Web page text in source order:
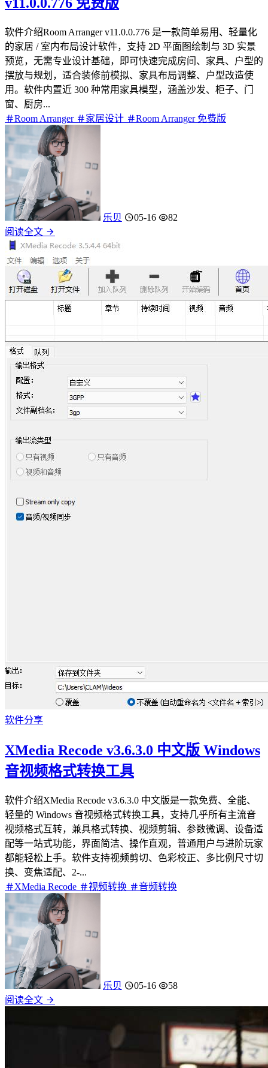
v11.0.0.776 免费版
软件介绍Room Arranger v11.0.0.776 是一款简单易用、轻量化
的家居 / 室内布局设计软件，支持 2D 平面图绘制与 3D 实景
预览，无需专业设计基础，即可快速完成房间、家具、户型的
摆放与规划，适合装修前模拟、家具布局调整、户型改造使
用。软件内置近 300 种常用家具模型，涵盖沙发、柜子、门
窗、厨房...
Room Arranger
家居设计 Room Arranger 免费版
乐贝 05-16
82
阅读全文
软件分享
XMedia Recode v3.6.3.0 中文版 Windows
音视频格式转换工具
软件介绍XMedia Recode v3.6.3.0 中文版是一款免费、全能、
轻量的 Windows 音视频格式转换工具，支持几乎所有主流音
视频格式互转，兼具格式转换、视频剪辑、参数微调、设备适
配等一站式功能，界面简洁、操作直观，普通用户与进阶玩家
都能轻松上手。软件支持视频剪切、色彩校正、多比例尺寸切
换、变焦适配、2-...
XMedia Recode
视频转换 音频转换
乐贝 05-16
58
阅读全文